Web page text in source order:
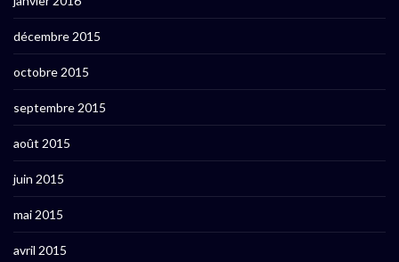
décembre 2015
octobre 2015
septembre 2015
août 2015
juin 2015
mai 2015
avril 2015